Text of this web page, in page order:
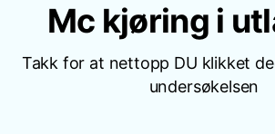
Mc kjøring i
Takk for at nettopp DU klikket
undersøkelsen